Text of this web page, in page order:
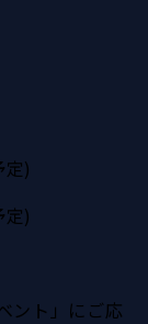
)
)
ント」にご応